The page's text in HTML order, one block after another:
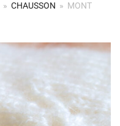
» CHAUSSON » MONT